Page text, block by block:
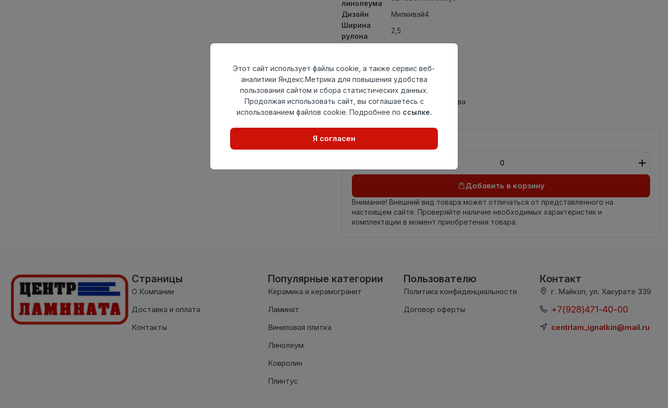
линолеума
Дизайн
Милкивэй4
Ширина
рулона
2,5
Толщина
защитного
слоя
0,30мм
АктуальностьСнят с производства
Страна
Добавить в корзину
Внимание! Внешний вид товара может отличаться от представленного на
настоящем сайте. Проверяйте наличие необходимых характеристик и
комплектации в момент приобретения товара.
Страницы
О Компании
Доставка и оплата
Контакты
Популярные категории
Керамика и керамогранит
Ламинат
Виниловая плитка
Линолеум
Ковролин
Плинтус
Пользователю
Политика конфиденциальности
Договор оферты
Контакт
г. Майкоп, ул. Хакурате 339
+7(928)471-40-00
centrlam_ignatkin@mail.ru
Этот сайт использует файлы cookie, а также сервис веб-
аналитики Яндекс.Метрика для повышения удобства
пользования сайтом и сбора статистических данных.
Продолжая использовать сайт, вы соглашаетесь с
использованием файлов cookie. Подробнее по ссылке.
Я согласен